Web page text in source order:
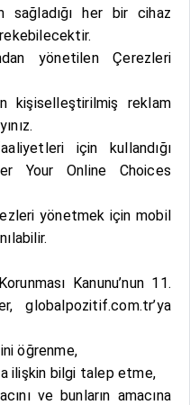
sağladığı her bir cihaz
yönetilen Çerezleri
kişiselleştirilmiş reklam
.
için kullandığı
Your Online Choices
yönetmek için mobil
Kanunu’nun 11.
globalpozitif.com.tr’ya
öğrenme,
ilişkin bilgi talep etme,
ve bunların amacına